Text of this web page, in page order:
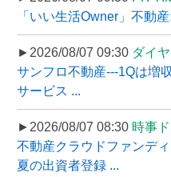
「いい生活Owner」不動
►2026/08/07 09:30 ダイ
サンフロ不動産---1Qは増
サービス ...
►2026/08/07 08:30 時事
不動産クラウドファンデ
夏の出資者登録 ...